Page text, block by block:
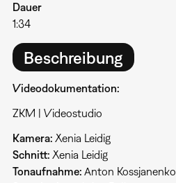
Dauer
1:34
Beschreibung
Videodokumentation:
ZKM | Videostudio
Kamera: Xenia Leidig
Schnitt: Xenia Leidig
Tonaufnahme: Anton Kossjanenko